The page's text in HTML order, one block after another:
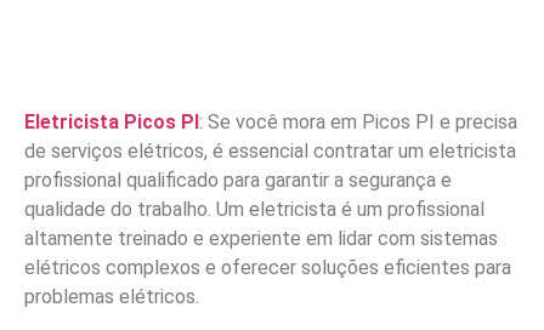
Eletricista Picos PI : Se você mora em Picos PI e precisa
de serviços elétricos, é essencial contratar um eletricista
profissional qualificado para garantir a segurança e
qualidade do trabalho. Um eletricista é um profissional
altamente treinado e experiente em lidar com sistemas
elétricos complexos e oferecer soluções eficientes para
problemas elétricos.